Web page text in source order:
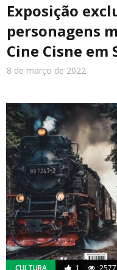
Exposição
personagens
Cine Cisne em
8 de março de 2022
CULTURA 1 2577